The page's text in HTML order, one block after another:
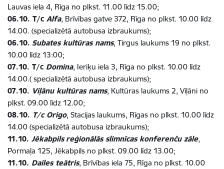
Lauvas iela 4, Rīga no plkst. 11.00 līdz 15.00;
06.10. T/c Alfa, Brīvības gatve 372, Rīga no plkst. 10.00 līdz
14.00. (specializētā autobusa izbraukums);
06.10. Subates kultūras nams, Tirgus laukums 19 no plkst.
10.00 līdz 13:00;
07.10. T/c Domina, Ieriķu iela 3, Rīga no plkst. 10.00 līdz
14.00.( specializētā autobusa izbraukums);
07.10. Viļānu kultūras nams, Kultūras laukums 2, Viļāni no
plkst. 09.00 līdz 12.00;
08.10. T/c Origo, Stacijas laukums, Rīgas no plkst. 10.00 līdz
14.00 (specializētā autobusa izbraukums);
11.10. Jēkabpils reģionālās slimnīcas konferenču zāle,
Pormaļa 125, Jēkabpils no plkst. 09.00 līdz 13.00;
11.10. Dailes teātris, Brīvības iela 75, Rīga no plkst. 10.00